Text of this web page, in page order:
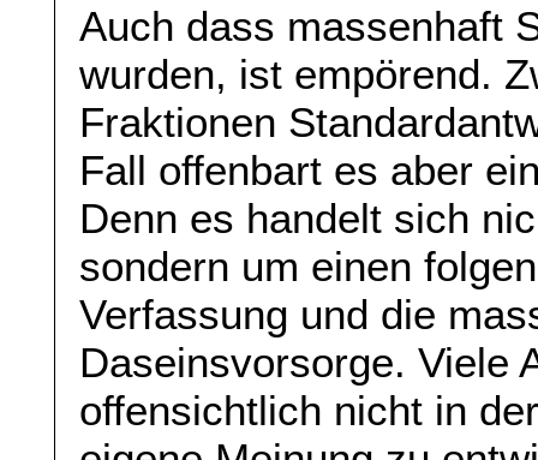
Auch dass massenhaft
wurden, ist empörend.
Fraktionen
Fall offenbart es aber
Denn es handelt sich
sondern um einen
Verfassung und die
Daseinsvorsorge. Viele
offensichtlich nicht in